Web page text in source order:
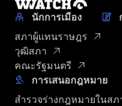
นักการเมือง
สภาผู้แทนราษฎร
วุฒิสภา
คณะรัฐมนตรี
การเสนอกฎหมาย
สำรวจร่างกฎหมายในสภ